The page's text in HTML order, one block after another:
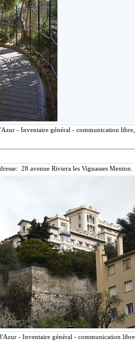
- Inventaire général - communication
28 avenue Riviera les Vignasses
- Inventaire général - communication